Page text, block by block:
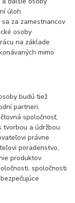
úloh
za zamestnancov
osoby
na základe
mimo
budú tiež
partneri,
spoločnosť,
tvorbou a údržbou
právne
poradenstvo,
produktov
spoločnosti